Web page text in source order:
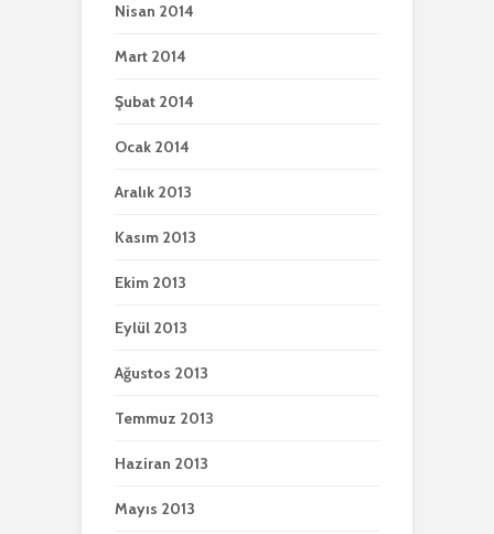
Nisan 2014
Mart 2014
Şubat 2014
Ocak 2014
Aralık 2013
Kasım 2013
Ekim 2013
Eylül 2013
Ağustos 2013
Temmuz 2013
Haziran 2013
Mayıs 2013